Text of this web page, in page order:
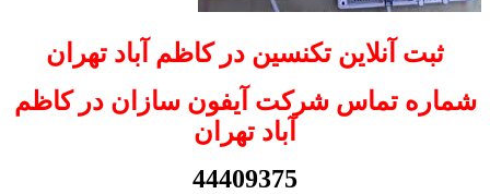
ثبت آنلاین تکنسین در کاظم آباد تهران
شماره تماس شرکت آیفون سازان در کاظم
آباد تهران
44409375